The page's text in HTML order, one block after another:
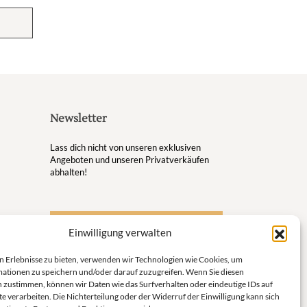
Einwilligung verwalten
Erlebnisse zu bieten, verwenden wir Technologien wie Cookies, um
zu speichern und/oder darauf zuzugreifen. Wenn Sie diesen
zustimmen, können wir Daten wie das Surfverhalten oder eindeutige IDs auf
verarbeiten. Die Nichterteilung oder der Widerruf der Einwilligung kann sich
Welt
Newsletter
Lass dich nicht von unseren exklusiven
Angeboten und unseren Privatverkäufen
abhalten!
S'inscrire à la newsletter